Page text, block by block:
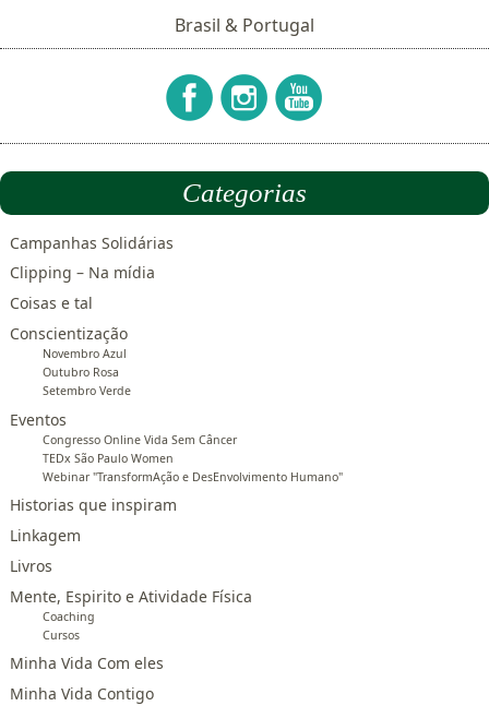
Brasil & Portugal
Categorias
Campanhas Solidárias
Clipping – Na mídia
Coisas e tal
Conscientização
Novembro Azul
Outubro Rosa
Setembro Verde
Eventos
Congresso Online Vida Sem Câncer
TEDx São Paulo Women
Webinar "TransformAção e DesEnvolvimento Humano"
Historias que inspiram
Linkagem
Livros
Mente, Espirito e Atividade Física
Coaching
Cursos
Minha Vida Com eles
Minha Vida Contigo